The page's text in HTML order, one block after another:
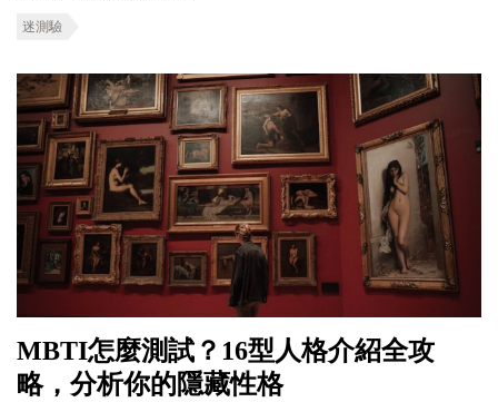
迷測驗
MBTI怎麼測試？16型人格介紹全攻
略，分析你的隱藏性格